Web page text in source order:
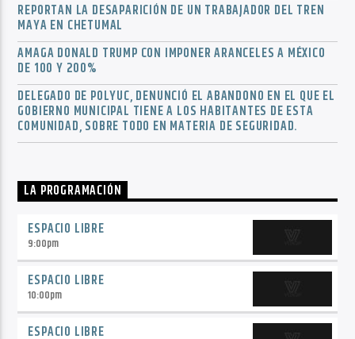
REPORTAN LA DESAPARICIÓN DE UN TRABAJADOR DEL TREN
MAYA EN CHETUMAL
AMAGA DONALD TRUMP CON IMPONER ARANCELES A MÉXICO
DE 100 Y 200%
DELEGADO DE POLYUC, DENUNCIÓ EL ABANDONO EN EL QUE EL
GOBIERNO MUNICIPAL TIENE A LOS HABITANTES DE ESTA
COMUNIDAD, SOBRE TODO EN MATERIA DE SEGURIDAD.
LA PROGRAMACIÓN
ESPACIO LIBRE
9:00pm
ESPACIO LIBRE
10:00pm
ESPACIO LIBRE